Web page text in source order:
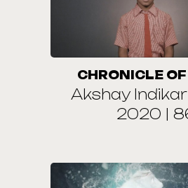
CHRONICLE
Akshay Indikar
2020 |